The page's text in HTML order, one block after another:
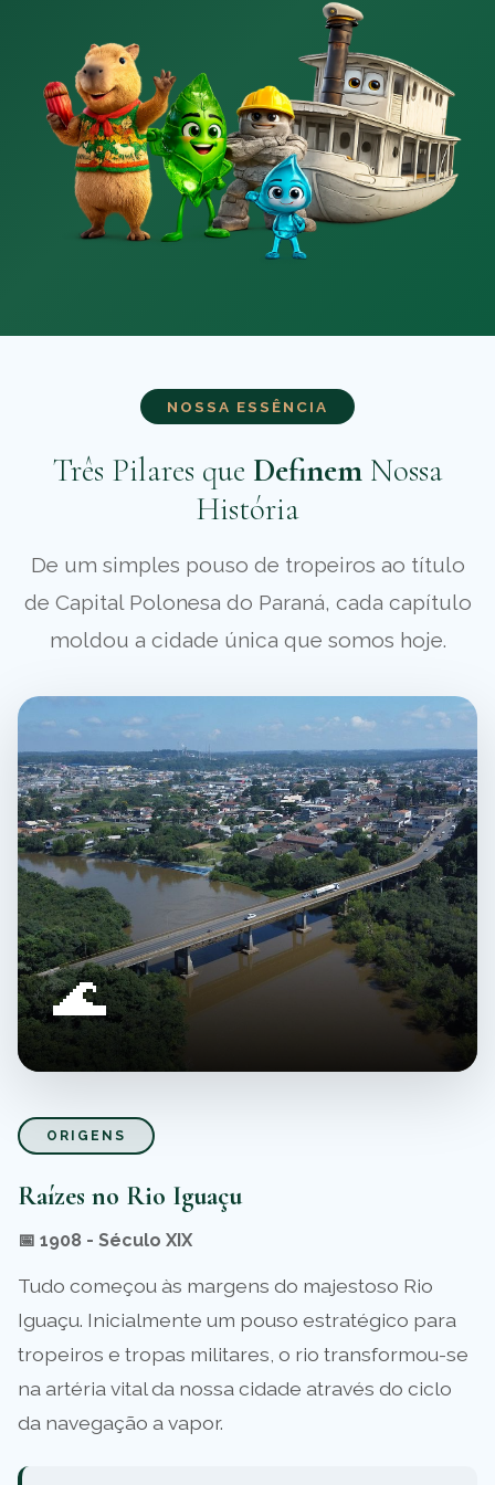
NOSSA ESSÊNCIA
Três Pilares que DefinemNossa
História
De um simples pouso de tropeiros ao título
de Capital Polonesa do Paraná, cada capítulo
moldou a cidade única que somos hoje.
🌊
ORIGENS
Raízes no Rio Iguaçu
📅 1908 - Século XIX
Tudo começou às margens do majestoso Rio
Iguaçu. Inicialmente um pouso estratégico para
tropeiros e tropas militares, o rio transformou-se
na artéria vital da nossa cidade através do ciclo
da navegação a vapor.